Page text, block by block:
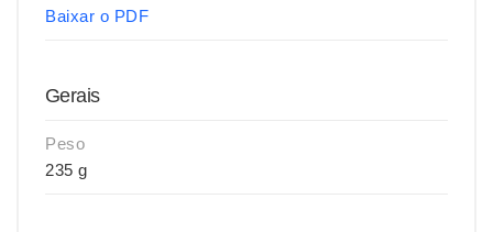
Baixar o PDF
Gerais
Peso
235 g